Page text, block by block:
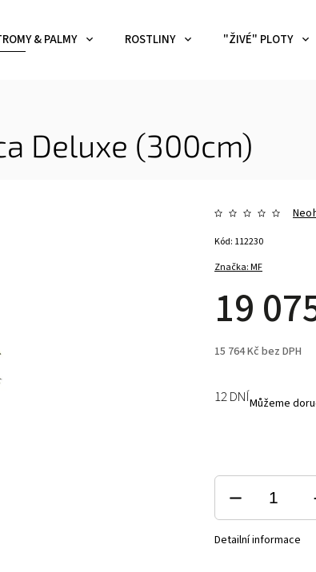
& PALMY ROSTLINY "ŽIVÉ" PLOTY
Deluxe (300cm)
Značka:MF
19
15 764 Kč bez DPH
Kód: 112230
12 DNÍMůžeme
Detailní informace